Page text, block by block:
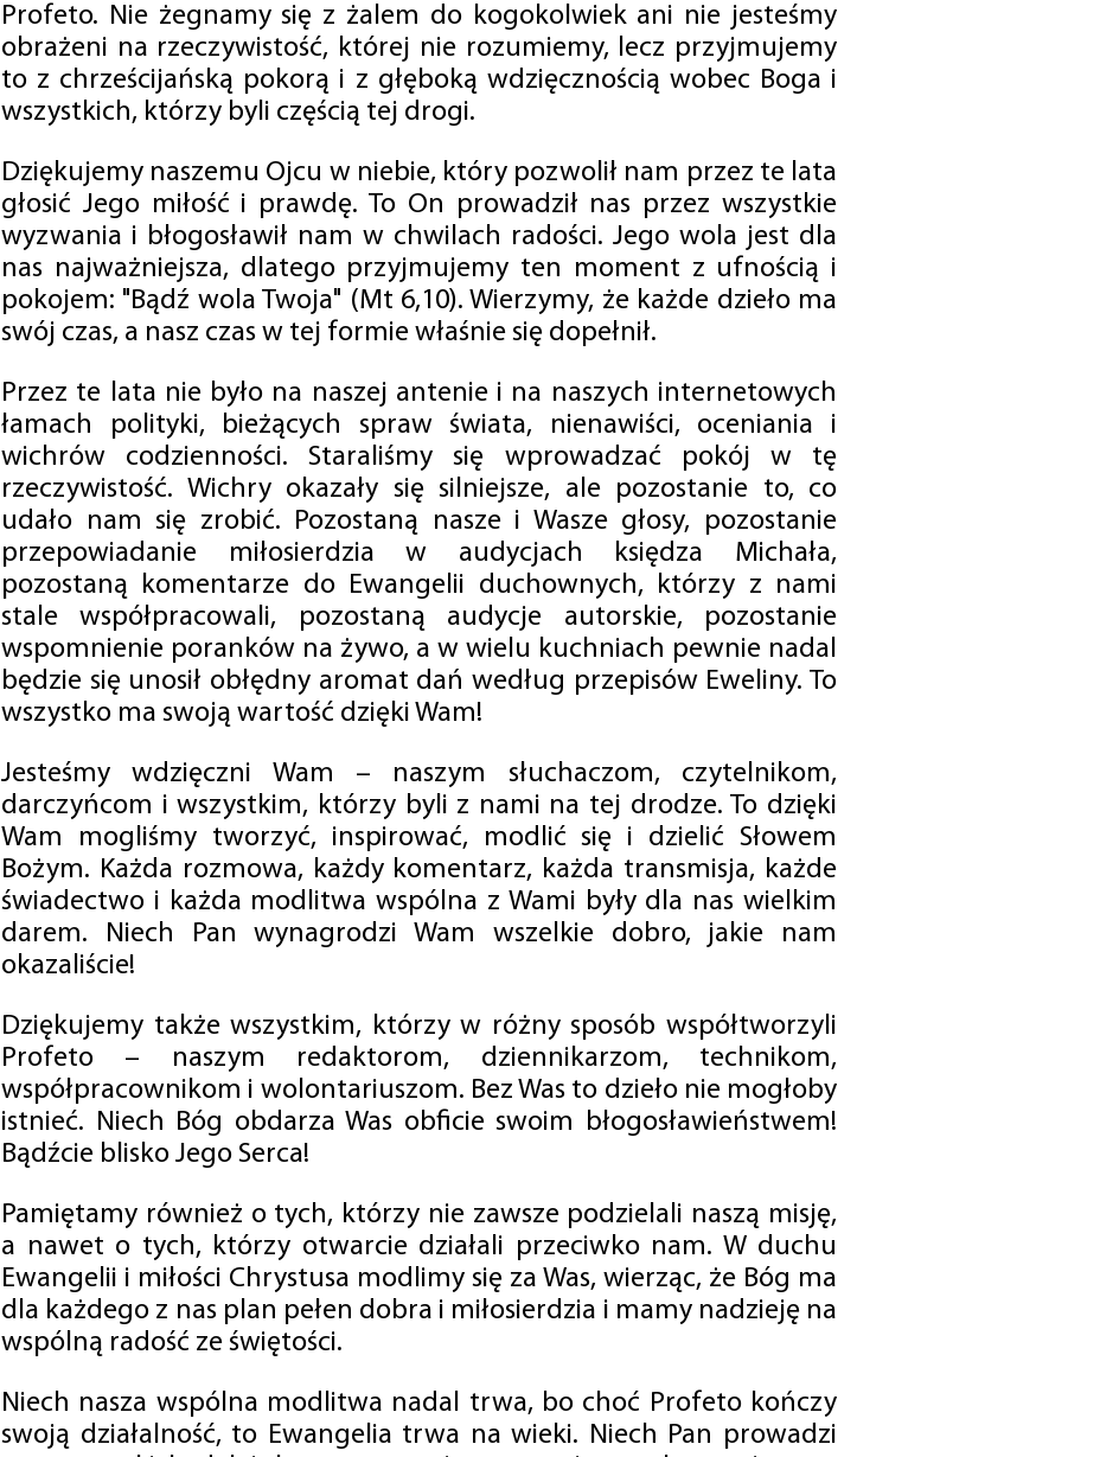
Profeto. Nie żegnamy się z żalem do kogokolwiek ani nie jesteśmy
obrażeni na rzeczywistość, której nie rozumiemy, lecz przyjmujemy
to z chrześcijańską pokorą i z głęboką wdzięcznością wobec Boga i
wszystkich, którzy byli częścią tej drogi.
Dziękujemy naszemu Ojcu w niebie, który pozwolił nam przez te lata
głosić Jego miłość i prawdę. To On prowadził nas przez wszystkie
wyzwania i błogosławił nam w chwilach radości. Jego wola jest dla
nas najważniejsza, dlatego przyjmujemy ten moment z ufnością i
pokojem: "Bądź wola Twoja" (Mt 6,10). Wierzymy, że każde dzieło ma
swój czas, a nasz czas w tej formie właśnie się dopełnił.
Przez te lata nie było na naszej antenie i na naszych internetowych
łamach polityki, bieżących spraw świata, nienawiści, oceniania i
wichrów codzienności. Staraliśmy się wprowadzać pokój w tę
rzeczywistość. Wichry okazały się silniejsze, ale pozostanie to, co
udało nam się zrobić. Pozostaną nasze i Wasze głosy, pozostanie
przepowiadanie miłosierdzia w audycjach księdza Michała,
pozostaną komentarze do Ewangelii duchownych, którzy z nami
stale współpracowali, pozostaną audycje autorskie, pozostanie
wspomnienie poranków na żywo, a w wielu kuchniach pewnie nadal
będzie się unosił obłędny aromat dań według przepisów Eweliny. To
wszystko ma swoją wartość dzięki Wam!
Jesteśmy wdzięczni Wam – naszym słuchaczom, czytelnikom,
darczyńcom i wszystkim, którzy byli z nami na tej drodze. To dzięki
Wam mogliśmy tworzyć, inspirować, modlić się i dzielić Słowem
Bożym. Każda rozmowa, każdy komentarz, każda transmisja, każde
świadectwo i każda modlitwa wspólna z Wami były dla nas wielkim
darem. Niech Pan wynagrodzi Wam wszelkie dobro, jakie nam
okazaliście!
Dziękujemy także wszystkim, którzy w różny sposób współtworzyli
Profeto – naszym redaktorom, dziennikarzom, technikom,
współpracownikom i wolontariuszom. Bez Was to dzieło nie mogłoby
istnieć. Niech Bóg obdarza Was obficie swoim błogosławieństwem!
Bądźcie blisko Jego Serca!
Pamiętamy również o tych, którzy nie zawsze podzielali naszą misję,
a nawet o tych, którzy otwarcie działali przeciwko nam. W duchu
Ewangelii i miłości Chrystusa modlimy się za Was, wierząc, że Bóg ma
dla każdego z nas plan pełen dobra i miłosierdzia i mamy nadzieję na
wspólną radość ze świętości.
Niech nasza wspólna modlitwa nadal trwa, bo choć Profeto kończy
swoją działalność, to Ewangelia trwa na wieki. Niech Pan prowadzi